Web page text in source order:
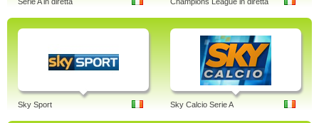
Sky Sport Sky Calcio Serie A